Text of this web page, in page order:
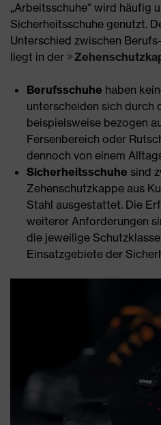
„Arbeitsschuhe“ wird häufig
Sicherheitsschuhe genutzt.
Unterschied zwischen
liegt in der
Berufsschuhe haben
unterscheiden sich durch
beispielsweise bezogen
Fersenbereich oder
dennoch von einem
Sicherheitsschuhe sind
Zehenschutzkappe aus
Stahl ausgestattet. Die
weiterer Anforderungen
die jeweilige
Einsatzgebiete der